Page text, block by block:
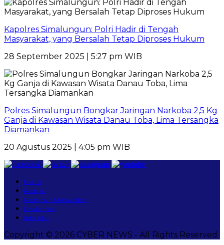
Kapolres Simalungun: Polri Hadir di Tengah
Masyarakat, yang Bersalah Tetap Diproses Hukum
28 September 2025 | 5:27 pm WIB
Polres Simalungun Bongkar Jaringan Narkoba 2,5 Kg
Ganja di Kawasan Wisata Danau Toba, Lima Tersangka
Diamankan
20 Agustus 2025 | 4:05 pm WIB
Home
Redaksi
Pedoman Media Siber
Disclaimer
Info Iklan
Copyright © 2026 CYBER NEWS - All Rights Reserved